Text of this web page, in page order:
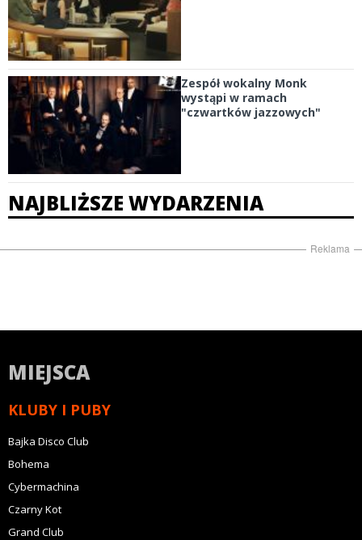
Zespół wokalny Monk
wystąpi w ramach
"czwartków jazzowych"
NAJBLIŻSZE WYDARZENIA
Reklama
MIEJSCA
KLUBY I PUBY
Bajka Disco Club
Bohema
Cybermachina
Czarny Kot
Grand Club